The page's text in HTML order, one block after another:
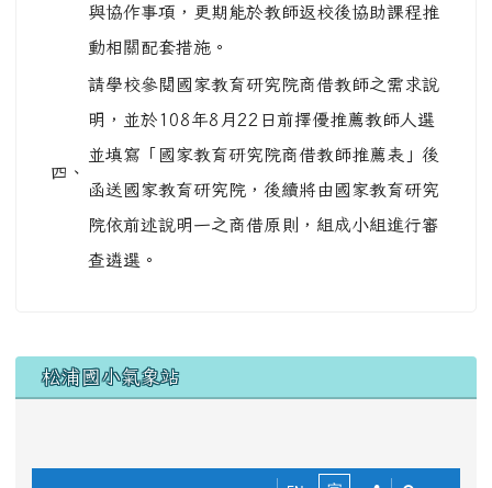
與協作事項，更期能於教師返校後協助課程推
動相關配套措施。
四、
請學校參閱國家教育研究院商借教師之需求說
明，並於108年8月22日前擇優推薦教師人選
並填寫「國家教育研究院商借教師推薦表」後
函送國家教育研究院，後續將由國家教育研究
院依前述說明一之商借原則，組成小組進行審
查遴選。
下中區域內容
松浦國小氣象站